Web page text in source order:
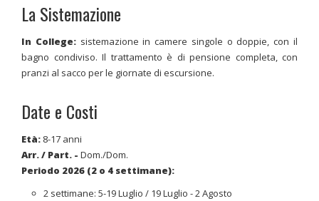
La Sistemazione
In College: sistemazione in camere singole o doppie, con il
bagno condiviso. Il trattamento è di pensione completa, con
pranzi al sacco per le giornate di escursione.
Date e Costi
Età: 8-17 anni
Arr. / Part. - Dom./Dom.
Periodo 2026 (2 o 4 settimane):
2 settimane: 5-19 Luglio / 19 Luglio - 2 Agosto